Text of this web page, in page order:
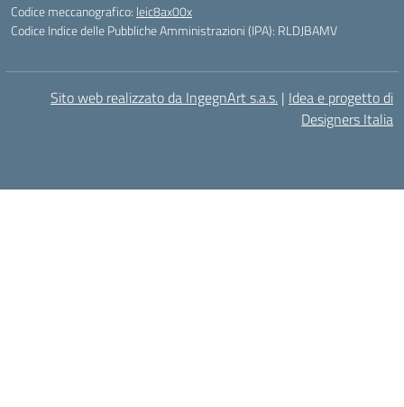
Codice meccanografico: leic8ax00x
Codice Indice delle Pubbliche Amministrazioni (IPA): RLDJBAMV
Sito web realizzato da IngegnArt s.a.s. | Idea e progetto di
Designers Italia